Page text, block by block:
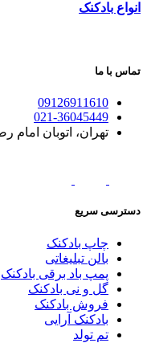
انواع بادکنک
تماس با ما
09126911610
021-36045449
تهران، اتوبان
دسترسی سریع
چاپ بادکنک
بالن تبلیغاتی
پمپ باد برقی بادکنک
گل و نی بادکنک
فروش بادکنک
بادکنک آرایی
تم تولد